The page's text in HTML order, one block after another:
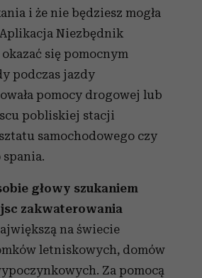
i że nie będziesz mogła
Niezbędnik
się pomocnym
podczas jazdy
pomocy drogowej lub
pobliskiej stacji
samochodowego czy
głowy szukaniem
zakwaterowania
na świecie
letniskowych, domów
Za pomocą